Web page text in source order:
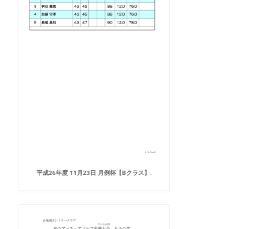
平成26年度 11月23日 月例杯【Bクラス】.